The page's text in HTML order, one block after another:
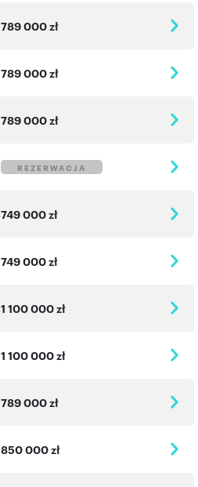
789 000 zł
789 000 zł
789 000 zł
REZERWACJA
749 000 zł
749 000 zł
1 100 000 zł
1 100 000 zł
789 000 zł
850 000 zł